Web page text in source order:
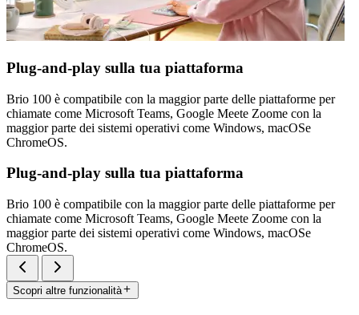
Plug-and-play sulla tua piattaforma
Brio 100 è compatibile con la maggior parte delle piattaforme per
chiamate come Microsoft Teams, Google Meete Zoome con la
maggior parte dei sistemi operativi come Windows, macOSe
ChromeOS.
Plug-and-play sulla tua piattaforma
Brio 100 è compatibile con la maggior parte delle piattaforme per
chiamate come Microsoft Teams, Google Meete Zoome con la
maggior parte dei sistemi operativi come Windows, macOSe
ChromeOS.
Scopri altre funzionalità